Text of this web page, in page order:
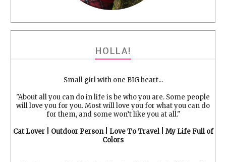
HOLLA!
Small girl with one BIG heart...
"About all you can do in life is be who you are. Some people
will love you for you. Most will love you for what you can do
for them, and some won’t like you at all."
Cat Lover | Outdoor Person | Love To Travel | My Life Full of
Colors